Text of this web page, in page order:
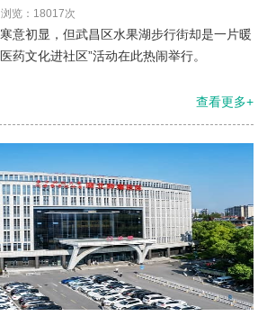
浏览：18017次
意初显，但武昌区水果湖步行街却是一片暖
药文化进社区”活动在此热闹举行。
查看更多+